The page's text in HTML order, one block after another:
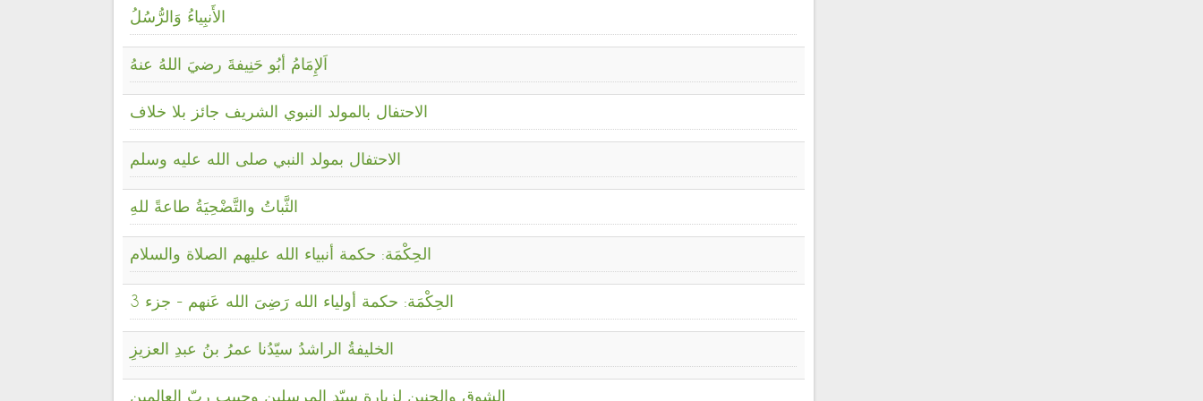
الأَنبِياءُ وَالرُّسُلُ
اَلإِمَامُ أبُو حَنِيفةَ رضيَ اللهُ عنهُ
الاحتفال بالمولد النبوي الشريف جائز بلا خلاف
الاحتفال بمولد النبي صلى الله عليه وسلم
الثَّباتُ والتَّضْحِيَةُ طاعةً للهِ
الحِكْمَة: حكمة أنبياء الله عليهم الصلاة والسلام
الحِكْمَة: حكمة أولياء الله رَضِىَ الله عَنهم - جزء 3
الخليفةُ الراشدُ سيّدُنا عمرُ بنُ عبدِ العزيزِ
الشوق والحنين لزيارة سيّد المرسلين وحبيب ربّ العالمين